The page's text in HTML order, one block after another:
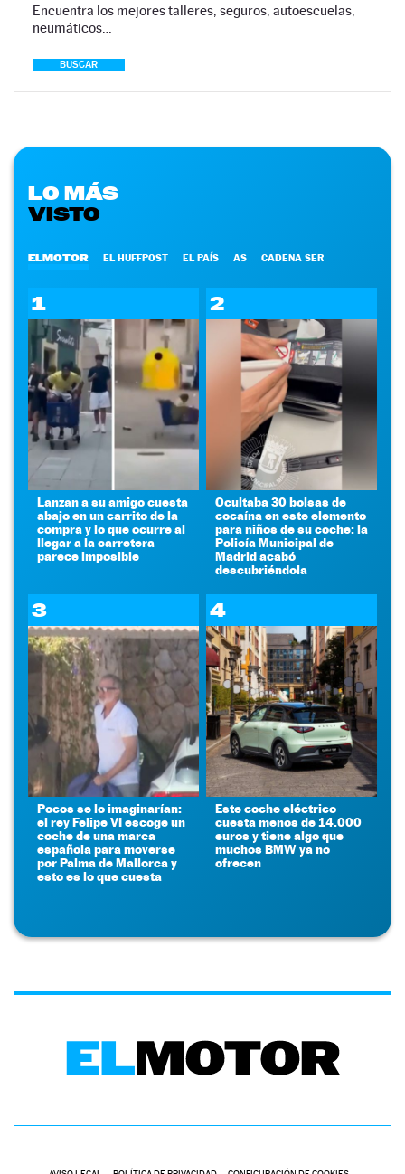
Encuentra los mejores talleres, seguros, autoescuelas,
neumáticos…
BUSCAR
LO MÁS
VISTO
ELMOTOR EL HUFFPOST EL PAÍS AS CADENA SER
1
Lanzan a su amigo cuesta
abajo en un carrito de la
compra y lo que ocurre al
llegar a la carretera
parece imposible
2
Ocultaba 30 bolsas de
cocaína en este elemento
para niños de su coche: la
Policía Municipal de
Madrid acabó
descubriéndola
3
Pocos se lo imaginarían:
el rey Felipe VI escoge un
coche de una marca
española para moverse
por Palma de Mallorca y
esto es lo que cuesta
4
Este coche eléctrico
cuesta menos de 14.000
euros y tiene algo que
muchos BMW ya no
ofrecen